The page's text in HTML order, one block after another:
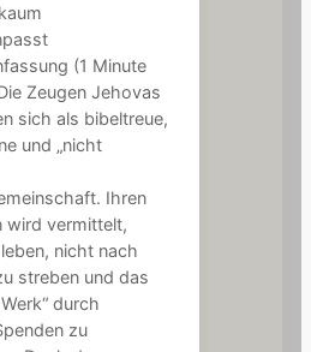
(1 Minute
Zeugen Jehovas
sich als bibeltreue,
und „nicht
Ihren
wird vermittelt,
nicht nach
streben und das
durch
zu